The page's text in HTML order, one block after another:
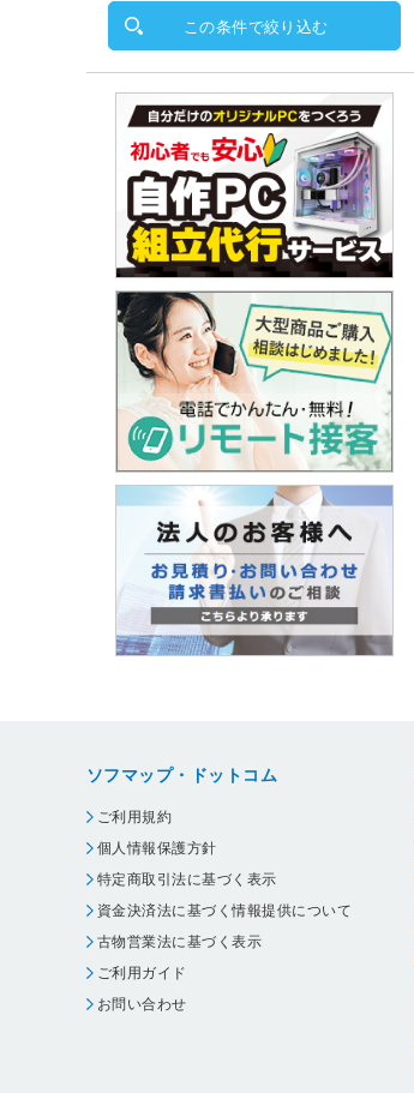
この条件で絞り込む
ソフマップ・ドットコム
ご利用規約
個人情報保護方針
特定商取引法に基づく表示
資金決済法に基づく情報提供について
古物営業法に基づく表示
ご利用ガイド
お問い合わせ